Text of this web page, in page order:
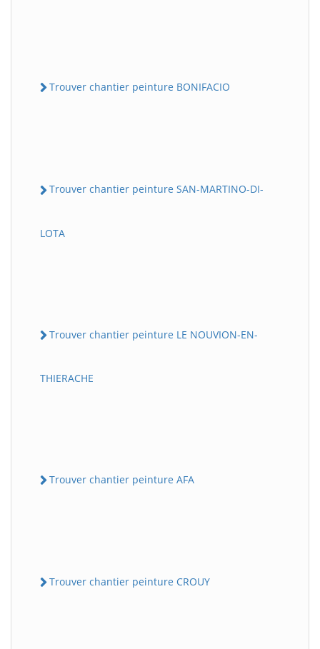
Trouver chantier peinture BONIFACIO
Trouver chantier peinture SAN-MARTINO-DI-
LOTA
Trouver chantier peinture LE NOUVION-EN-
THIERACHE
Trouver chantier peinture AFA
Trouver chantier peinture CROUY